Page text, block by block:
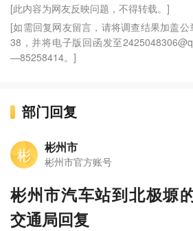
[此内容为网友反映问题，不得转载。]
[如需回复网友留言，请将调查结果加盖
38，并将电子版回函发至
—85258414。]
部门回复
彬 彬州市
彬州市官方账号
彬州市汽车站到北极塬
交通局回复